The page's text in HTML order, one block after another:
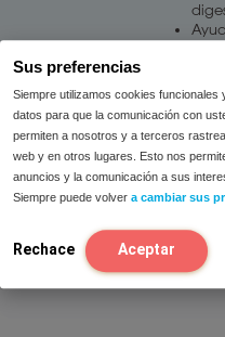
Sus preferencias
Siempre utilizamos cookies
datos para que la comunicación con
permiten a nosotros y a terceros
web y en otros lugares. Esto nos
anuncios y la comunicación a sus
Siempre puede volver a cambiar sus
Rechace Aceptar
Los
y
7,50